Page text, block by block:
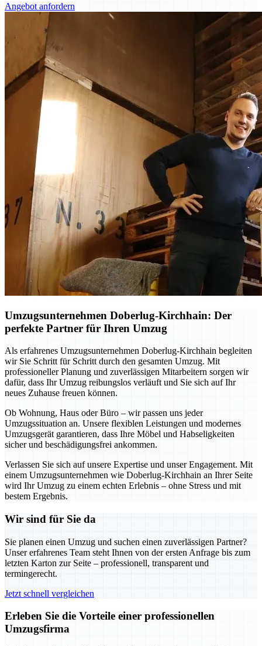
Angebot anfordern
Umzugsunternehmen Doberlug-Kirchhain: Der
perfekte Partner für Ihren Umzug
Als erfahrenes Umzugsunternehmen Doberlug-Kirchhain begleiten
wir Sie Schritt für Schritt durch den gesamten Umzug. Mit
professioneller Planung und zuverlässigen Mitarbeitern sorgen wir
dafür, dass Ihr Umzug reibungslos verläuft und Sie sich auf Ihr
neues Zuhause freuen können.
Ob Wohnung, Haus oder Büro – wir passen uns jeder
Umzugssituation an. Unsere flexiblen Leistungen und modernes
Umzugsgerät garantieren, dass Ihre Möbel und Habseligkeiten
sicher und beschädigungsfrei ankommen.
Verlassen Sie sich auf unsere Expertise und unser Engagement. Mit
einem Umzugsunternehmen wie Doberlug-Kirchhain an Ihrer Seite
wird Ihr Umzug zu einem echten Erlebnis – ohne Stress und mit
bestem Ergebnis.
Wir sind für Sie da
Sie planen einen Umzug und suchen einen zuverlässigen Partner?
Unser erfahrenes Team steht Ihnen von der ersten Anfrage bis zum
letzten Karton zur Seite – professionell, transparent und
termingerecht.
Jetzt schnell vergleichen
Erleben Sie die Vorteile einer professionellen
Umzugsfirma